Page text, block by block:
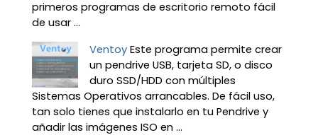
primeros programas de escritorio remoto fácil
de usar ...
Ventoy Este programa permite crear
un pendrive USB, tarjeta SD, o disco
duro SSD/HDD con múltiples
Sistemas Operativos arrancables. De fácil uso,
tan solo tienes que instalarlo en tu Pendrive y
añadir las imágenes ISO en ...